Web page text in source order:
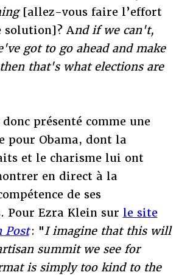
[allez-vous faire l’effort
solution]? And if we can't,
got to go ahead and make
that's what elections are
présenté comme une
pour Obama, dont la
et le charisme lui ont
en direct à la
de ses
Pour Ezra Klein sur le site
Post: "I imagine that this will
summit we see for
is simply too kind to the